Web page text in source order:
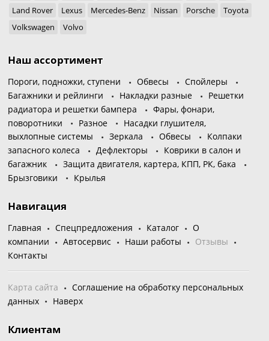
Land Rover
Lexus Mercedes-Benz Nissan Porsche
Toyota
Volkswagen
Volvo
Наш ассортимент
Пороги, подножки, ступени Обвесы
Спойлеры
Багажники и рейлинги
Накладки разные
Решетки
радиатора и решетки бампера
Фары, фонари,
поворотники
Разное
Насадки глушителя,
выхлопные системы
Зеркала Обвесы
Колпаки
запасного колеса
Дефлекторы
Коврики в салон и
багажник
Защита двигателя, картера, КПП, РК, бака
Брызговики
Крылья
Навигация
Главная Спецпредложения Каталог
О
компании
Автосервис Наши работы
Отзывы
Контакты
Карта сайта
Соглашение на обработку персональных
данных
Наверх
Клиентам